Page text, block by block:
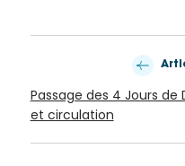
Passage des 4 Jours
et circulation